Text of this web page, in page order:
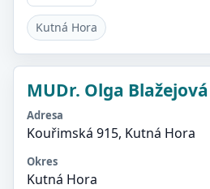
Kutná Hora
MUDr. Olga Blažejová
Adresa
Kouřimská 915, Kutná Hora
Okres
Kutná Hora